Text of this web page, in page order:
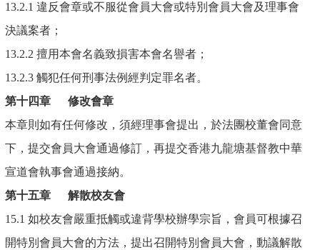
13.2.1 違反會章或不服從會員大會或特別會員大會及理事會
決議案者；
13.2.2 擅用本會名義致損害本會名譽者；
13.2.3 觸犯任何刑事法例經判定罪名者。
第十四章
修改會章
本章則如有任何修改，須經理事會提出，於法團校董會同意
下，提交會員大會通過修訂，再提交香港九龍塘基督教中華
宣道會執事會通過接納。
第十五章
解散校友會
15.1 如校友會嚴重抵觸或違背學校辦學宗旨，會員可根據召
開特別會員大會的方法，提出召開特別會員大會，動議解散